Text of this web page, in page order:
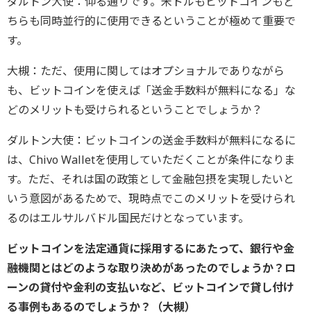
ちらも同時並行的に使用できるということが極めて重要で
す。
大槻：ただ、使用に関してはオプショナルでありながら
も、ビットコインを使えば「送金手数料が無料になる」な
どのメリットも受けられるということでしょうか？
ダルトン大使：ビットコインの送金手数料が無料になるに
は、Chivo Walletを使用していただくことが条件になりま
す。ただ、それは国の政策として金融包摂を実現したいと
いう意図があるためで、現時点でこのメリットを受けられ
るのはエルサルバドル国民だけとなっています。
ビットコインを法定通貨に採用するにあたって、銀行や金
融機関とはどのような取り決めがあったのでしょうか？ロ
ーンの貸付や金利の支払いなど、ビットコインで貸し付け
る事例もあるのでしょうか？（大槻）